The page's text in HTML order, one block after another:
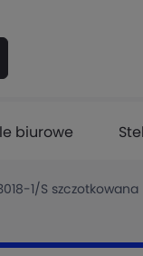
biurowe
1/S szczotkowana